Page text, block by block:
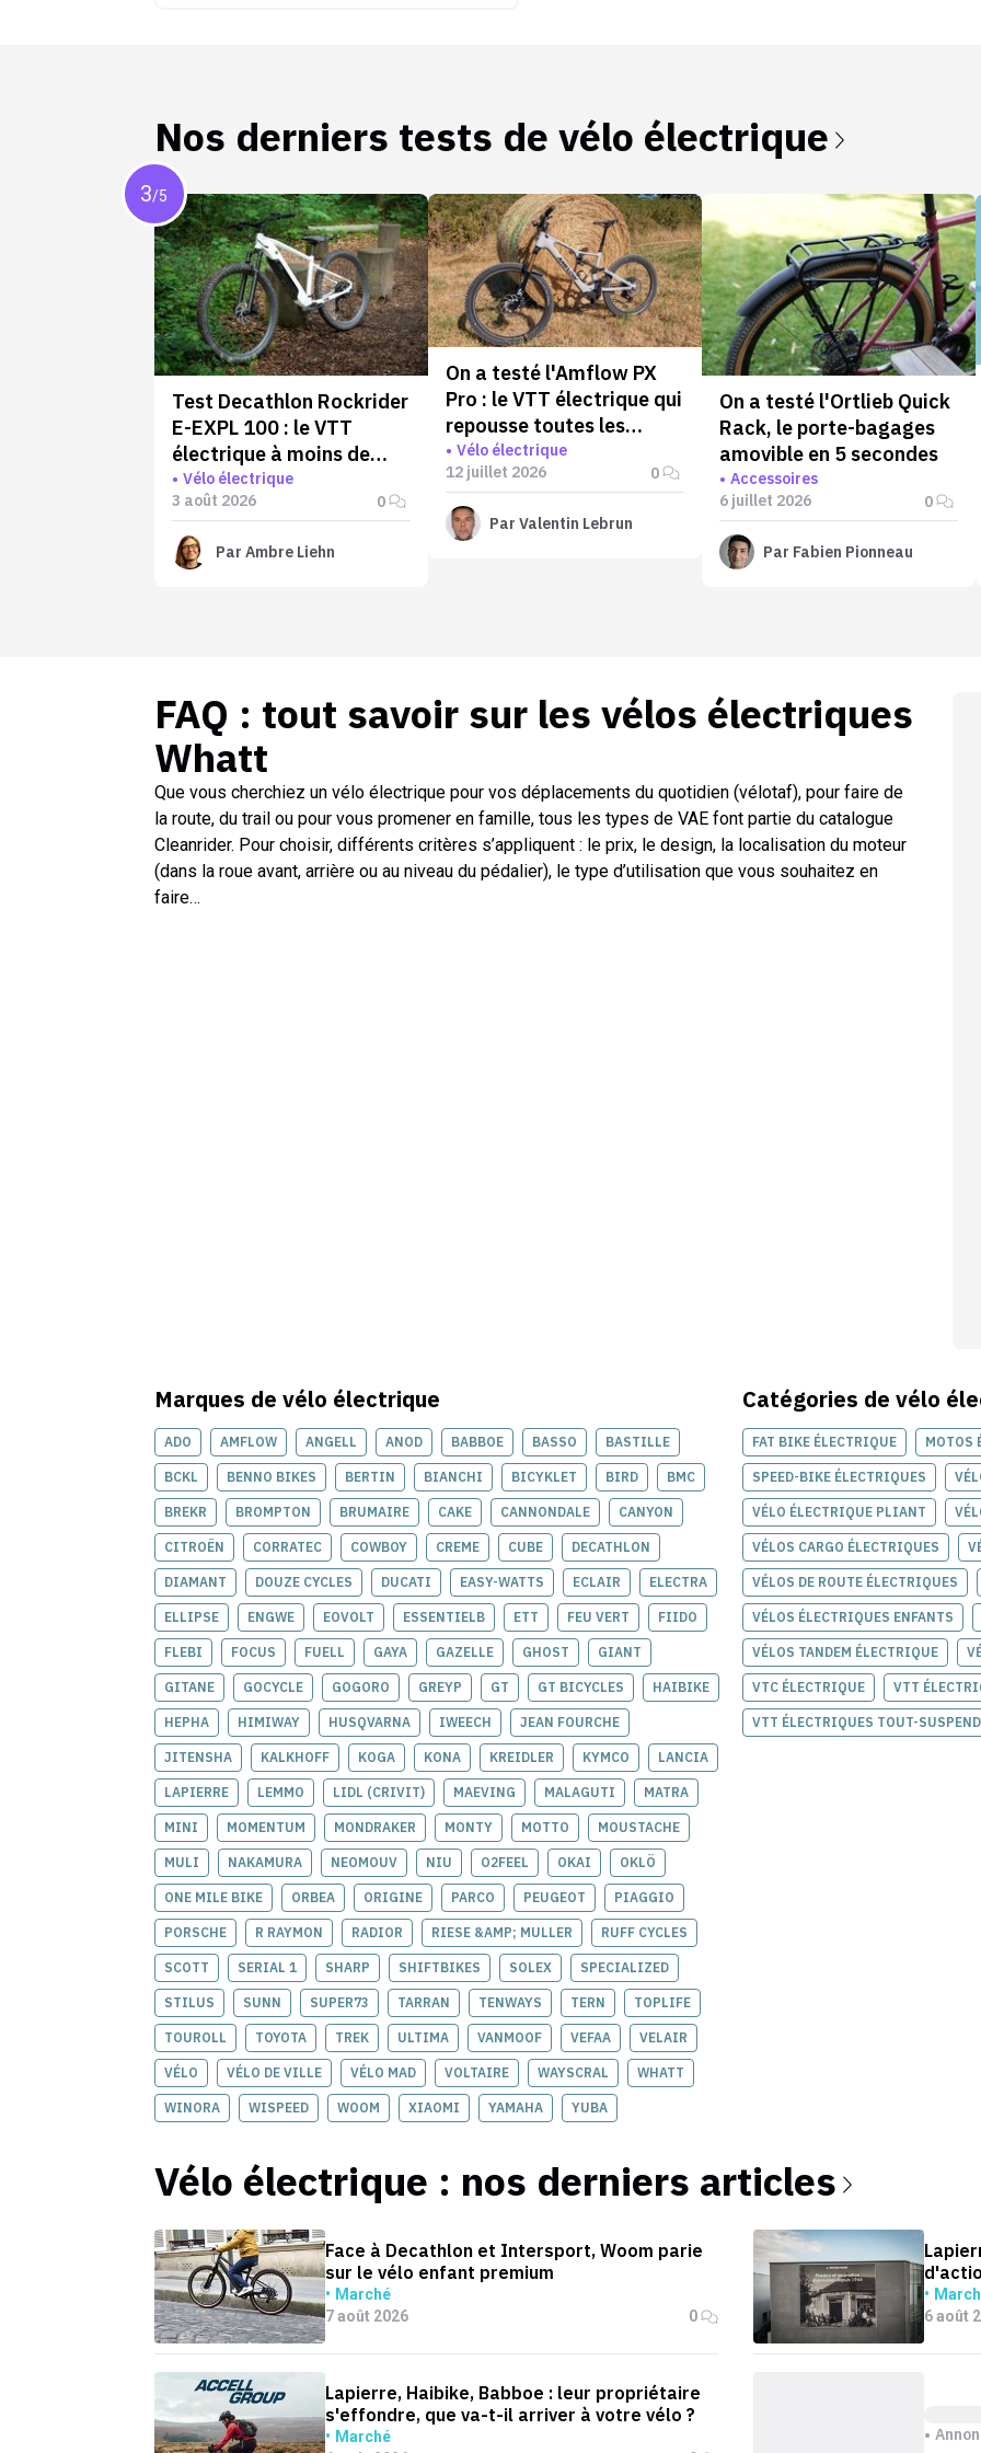
Nos derniers tests de vélo électrique
3/5
Test Decathlon Rockrider
E-EXPL 100 : le VTT
électrique à moins de
1000 € qui va plus loin
qu'annoncé
Vélo électrique
3 août 2026
0
Par Ambre Liehn
On a testé l'Amflow PX
Pro : le VTT électrique qui
repousse toutes les
limites
Vélo électrique
12 juillet 2026
0
Par Valentin Lebrun
On a testé l'Ortlieb Quick
Rack, le porte-bagages
amovible en 5 secondes
Accessoires
6 juillet 2026
0
Par Fabien Pionneau
FAQ : tout savoir sur les vélos électriques
Whatt
Que vous cherchiez un vélo électrique pour vos déplacements du quotidien (vélotaf), pour faire de
la route, du trail ou pour vous promener en famille, tous les types de VAE font partie du catalogue
Cleanrider. Pour choisir, différents critères s’appliquent : le prix, le design, la localisation du moteur
(dans la roue avant, arrière ou au niveau du pédalier), le type d’utilisation que vous souhaitez en
faire…
Marques de vélo électrique
ADO AMFLOW ANGELL ANOD BABBOE BASSO BASTILLE
BCKL BENNO BIKES BERTIN BIANCHI BICYKLET BIRD BMC
BREKR BROMPTON BRUMAIRE CAKE CANNONDALE CANYON
CITROËN CORRATEC COWBOY CREME CUBE DECATHLON
DIAMANT DOUZE CYCLES DUCATI EASY-WATTS ECLAIR ELECTRA
ELLIPSE ENGWE EOVOLT ESSENTIELB ETT FEU VERT FIIDO
FLEBI FOCUS FUELL GAYA GAZELLE GHOST GIANT
GITANE GOCYCLE GOGORO GREYP GT GT BICYCLES HAIBIKE
HEPHA HIMIWAY HUSQVARNA IWEECH JEAN FOURCHE
JITENSHA KALKHOFF KOGA KONA KREIDLER KYMCO LANCIA
LAPIERRE LEMMO LIDL (CRIVIT) MAEVING MALAGUTI MATRA
MINI MOMENTUM MONDRAKER MONTY MOTTO MOUSTACHE
MULI NAKAMURA NEOMOUV NIU O2FEEL OKAI OKLÖ
ONE MILE BIKE ORBEA ORIGINE PARCO PEUGEOT PIAGGIO
PORSCHE R RAYMON RADIOR RIESE &AMP; MULLER RUFF CYCLES
SCOTT SERIAL 1 SHARP SHIFTBIKES SOLEX SPECIALIZED
STILUS SUNN SUPER73 TARRAN TENWAYS TERN TOPLIFE
TOUROLL TOYOTA TREK ULTIMA VANMOOF VEFAA VELAIR
VÉLO VÉLO DE VILLE VÉLO MAD VOLTAIRE WAYSCRAL WHATT
WINORA WISPEED WOOM XIAOMI YAMAHA YUBA
Catégories de vélo
FAT BIKE ÉLECTRIQUE MOTOS
SPEED-BIKE ÉLECTRIQUES
VÉLO ÉLECTRIQUE PLIANT
VÉLOS CARGO ÉLECTRIQUES
VÉLOS DE ROUTE ÉLECTRIQUES
VÉLOS ÉLECTRIQUES ENFANTS
VÉLOS TANDEM ÉLECTRIQUE
VTC ÉLECTRIQUE VTT
VTT ÉLECTRIQUES TOUT-
Vélo électrique : nos derniers articles
Face à Decathlon et Intersport, Woom parie
sur le vélo enfant premium
Marché
7 août 2026
0
6 août
Lapierre, Haibike, Babboe : leur propriétaire
s'effondre, que va-t-il arriver à votre vélo ?
Marché